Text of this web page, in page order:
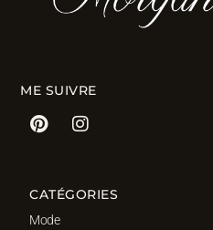
ME SUIVRE
CATÉGORIES
Mode